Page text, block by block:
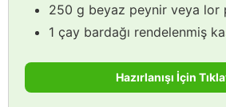
250 g beyaz peynir veya lor
1 çay bardağı rendelenmiş
Hazırlanışı İçin